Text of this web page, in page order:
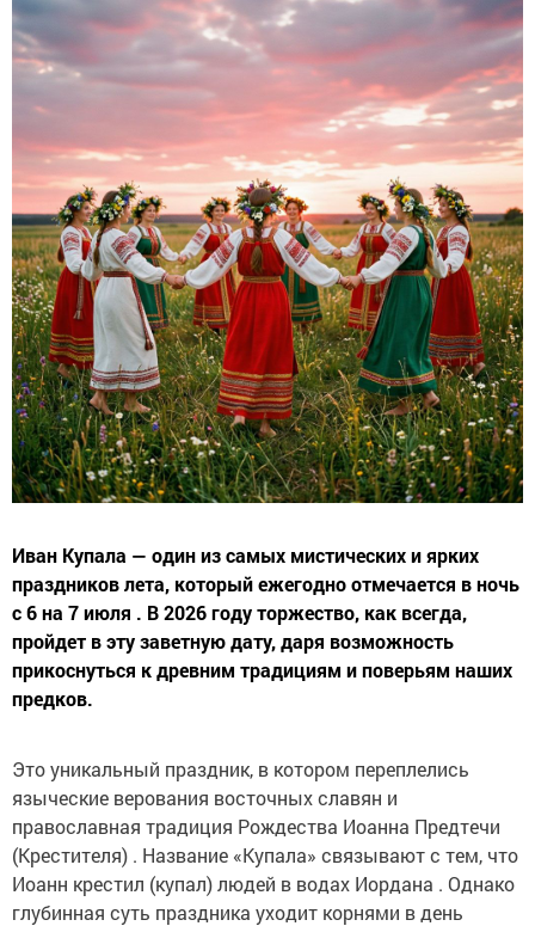
Иван Купала — один из самых мистических и ярких
праздников лета, который ежегодно отмечается в ночь
с 6 на 7 июля . В 2026 году торжество, как всегда,
пройдет в эту заветную дату, даря возможность
прикоснуться к древним традициям и поверьям наших
предков.
Это уникальный праздник, в котором переплелись
языческие верования восточных славян и
православная традиция Рождества Иоанна Предтечи
(Крестителя) . Название «Купала» связывают с тем, что
Иоанн крестил (купал) людей в водах Иордана . Однако
глубинная суть праздника уходит корнями в день